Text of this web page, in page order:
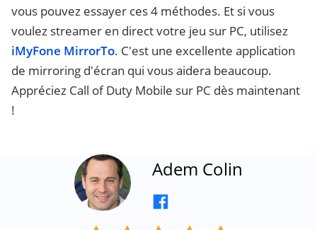
vous pouvez essayer ces 4 méthodes. Et si vous
voulez streamer en direct votre jeu sur PC, utilisez
iMyFone MirrorTo. C'est une excellente application
de mirroring d'écran qui vous aidera beaucoup.
Appréciez Call of Duty Mobile sur PC dès maintenant
!
Adem Colin